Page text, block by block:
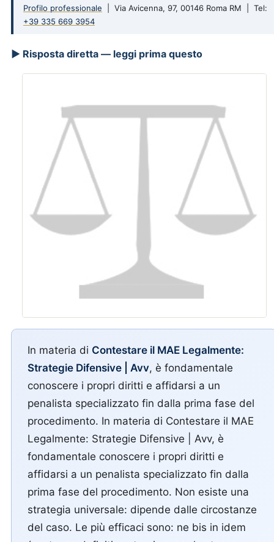
Profilo professionale | Via Avicenna, 97, 00146 Roma RM | Tel:
+39 335 669 3954
▶ Risposta diretta — leggi prima questo
In materia di Contestare il MAE Legalmente:
Strategie Difensive | Avv, è fondamentale
conoscere i propri diritti e affidarsi a un
penalista specializzato fin dalla prima fase del
procedimento. In materia di Contestare il MAE
Legalmente: Strategie Difensive | Avv, è
fondamentale conoscere i propri diritti e
affidarsi a un penalista specializzato fin dalla
prima fase del procedimento. Non esiste una
strategia universale: dipende dalle circostanze
del caso. Le più efficaci sono: ne bis in idem